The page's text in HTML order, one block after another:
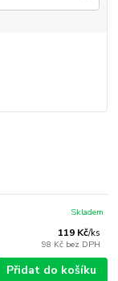
119 Kč/ks
98 Kč bez DPH
Skladem
Přidat do košíku